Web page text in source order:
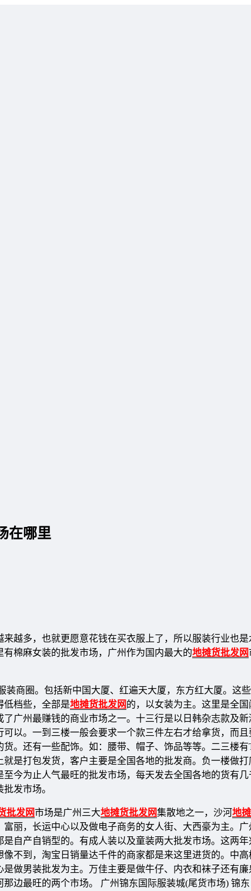
在哪里
越多，也就更愿意花钱在买衣服上了，所以服装行业也
棉麻女装的批发市场，广州作为国内最大的地摊货批发网
装商圈。包括新中国大厦、红遍天大厦，东方红大厦。这
低档些，全部是地摊货批发网的，以女装为主。这里是全
广州最赚钱的商业市场之一。十三行是以日韩杂志款及
以。一到三楼一般会要求一个款三件左右才给拿货，而
。还有一些配饰。如：腰带、帽子、饰品等等。二三楼
是打包发货，客户主要是全国各地的批发商。负一楼做
今为止人气最旺的批发市场，每天发去全国各地的货有
发市场。
批发网市场是广州三大地摊货批发网集散地之一，沙河地
丽，长运中心以及做电子商务的女人街、大西豪为主。广
自产自销型的。有成人装以及童装两大批发市场。这两
不到，淘宝日销量达千件的商家都是来这里进货的。中
做男装批发为主。万佳主要是做牛仔、内衣和袜子还有
边最旺的两个市场。 广州锦东国际服装城(尾货市场) 锦